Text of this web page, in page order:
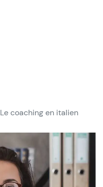
Le coaching en italien